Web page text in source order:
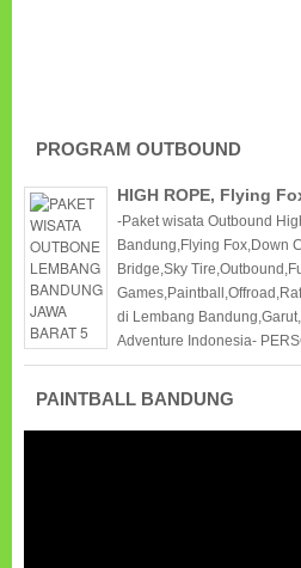
PROGRAM OUTBOUND
HIGH ROPE, Flying
-Paket wisata Outbound
Bandung,Flying Fox,Down
Bridge,Sky
di Lembang
Adventure Indonesia-
PAINTBALL BANDUNG